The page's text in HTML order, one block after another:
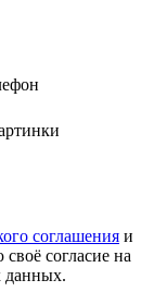
соглашения и
согласие на
данных.